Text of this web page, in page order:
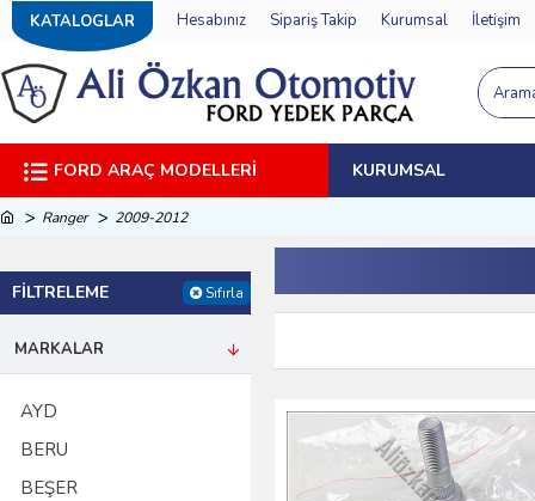
KATALOGLAR Hesabınız Sipariş Takip Kurumsal İletişim
FORD ARAÇ MODELLERI KURUMSAL
Ranger 2009-2012
FILTRELEME Sıfırla
MARKALAR
AYD
BERU
BEŞER